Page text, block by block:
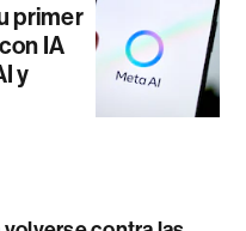
primer
IA
y